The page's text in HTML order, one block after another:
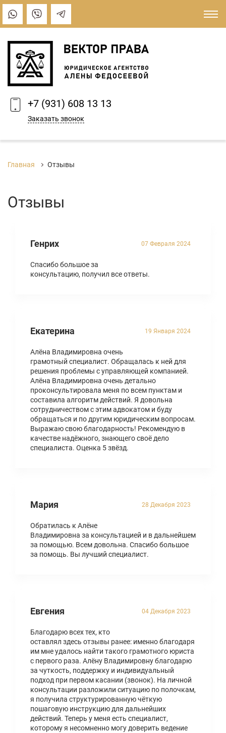
+7 (931) 608 13 13
Заказать звонок
Главная Отзывы
Отзывы
07 Февраля 2024
Генрих
Спасибо большое за
консультацию, получил все ответы.
19 Января 2024
Екатерина
Алёна Владимировна очень
грамотный специалист. Обращалась к ней для
решения проблемы с управляющей компанией.
Алёна Владимировна очень детально
проконсультировала меня по всем пунктам и
составила алгоритм действий. Я довольна
сотрудничеством с этим адвокатом и буду
обращаться и по другим юридическим вопросам.
Выражаю свою благодарность! Рекомендую в
качестве надёжного, знающего своё дело
специалиста. Оценка 5 звёзд.
28 Декабря 2023
Мария
Обратилась к Алёне
Владимировна за консультацией и в дальнейшем
за помощью. Всем довольна. Спасибо большое
за помощь. Вы лучший специалист.
04 Декабря 2023
Евгения
Благодарю всех тех, кто
оставлял здесь отзывы ранее: именно благодаря
им мне удалось найти такого грамотного юриста
с первого раза. Алёну Владимировну благодарю
за чуткость, поддержку и индивидуальный
подход при первом касании (звонок). На личной
консультации разложили ситуацию по полочкам,
я получила структурированную чёткую
пошаговую инструкцию для дальнейших
действий. Теперь у меня есть специалист,
которому я несомненно могу доверить ведение